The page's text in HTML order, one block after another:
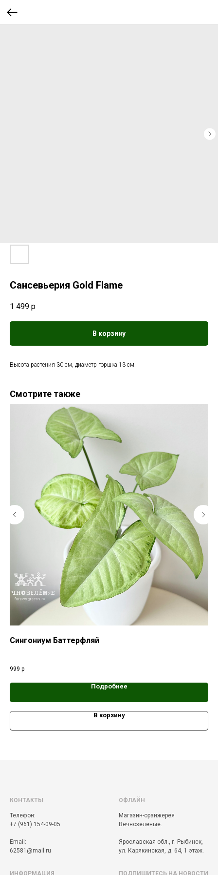
Сансевьерия Gold Flame
1 499 р
В корзину
Высота растения 30 см, диаметр горшка 13 см.
Смотрите также
Сингониум Баттерфляй
999 р
Подробнее
В корзину
КОНТАКТЫ
Телефон:
+7 (961) 154-09-05
Email:
62581@mail.ru
ОФЛАЙН
Магазин-оранжерея
Вечнозелёные:
Ярославская обл., г. Рыбинск,
ул. Карякинская, д. 64, 1 этаж.